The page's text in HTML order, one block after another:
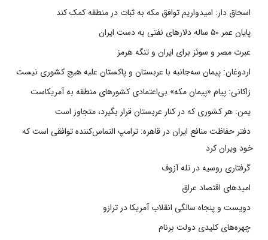
اسحاق دار: امیدواریم توافق مکه به ثبات در منطقه کمک کند
پایان عمر ۵۰ ساله دلارهای نفتی به دست ایران
عبرت مصر و سوئز برای ایران و تنگه هرمز
اردوغان: پیمان سه‌جانبه با عربستان و پاکستان علیه هیچ کشوری نیست
زاکانی: پیام «پیمان مکه» بی‌اعتمادی کشورهای منطقه به آمریکاست
یمن: هر کشوری که در کنار عربستان قرار بگیرد، متجاوز است
دفتر حفاظت منافع ایران در قاهره: ترامپ التماس‌کننده توافقی است که
خود ویران کرد
گرفتاری روسیه در تله آزوف
امیدهای اقتصاد عراق
دویست و پنجاه سالگی انقلاب آمریکا در ترازو
چهره‌های کلیدی دولت برنام